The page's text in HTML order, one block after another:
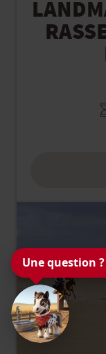
Une question ?